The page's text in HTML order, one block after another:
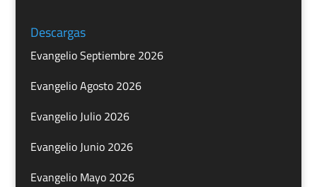
Descargas
Evangelio Septiembre 2026
Evangelio Agosto 2026
Evangelio Julio 2026
Evangelio Junio 2026
Evangelio Mayo 2026